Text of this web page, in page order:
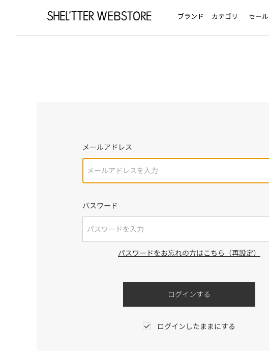
ブランド カテゴリ セール
メールアドレス
パスワード
パスワードをお忘れの方はこちら（再設定）
ログインしたままにする